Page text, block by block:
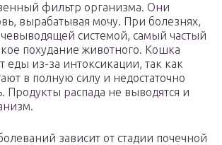
фильтр организма. Они
вырабатывая мочу. При болезнях,
системой, самый частый
похудание животного. Кошка
еды из-за интоксикации, так как
в полную силу и недостаточно
Продукты распада не выводятся и
зависит от стадии почечной